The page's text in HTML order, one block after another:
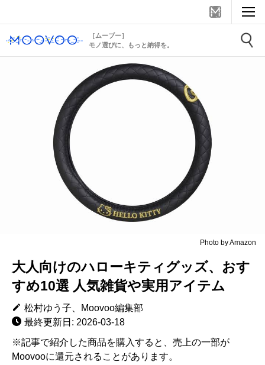
［ムーブー］
モノ選びに、もっと納得を。
Photo by Amazon
大人向けのハローキティグッズ、おす
すめ10選 人気雑貨や実用アイテム
松村ゆう子、Moovoo編集部
最終更新日: 2026-03-18
※記事で紹介した商品を購入すると、売上の一部が
Moovooに還元されることがあります。